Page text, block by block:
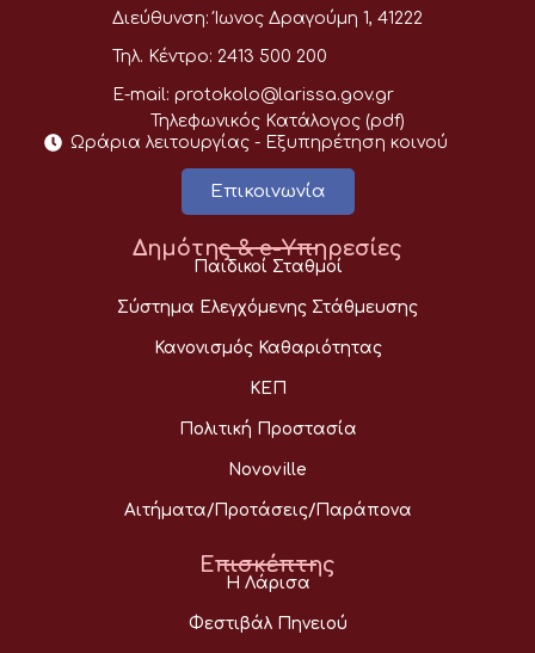
Διεύθυνση: Ίωνος Δραγούμη 1, 41222
Τηλ. Κέντρο: 2413 500 200
E-mail: protokolo@larissa.gov.gr
Τηλεφωνικός Κατάλογος (pdf)
Ωράρια λειτουργίας - Eξυπηρέτηση κοινού
Επικοινωνία
Δημότης & e-Υπηρεσίες
Παιδικοί Σταθμοί
Σύστημα Ελεγχόμενης Στάθμευσης
Κανονισμός Καθαριότητας
ΚΕΠ
Πολιτική Προστασία
Novoville
Αιτήματα/Προτάσεις/Παράπονα
Επισκέπτης
Η Λάρισα
Φεστιβάλ Πηνειού